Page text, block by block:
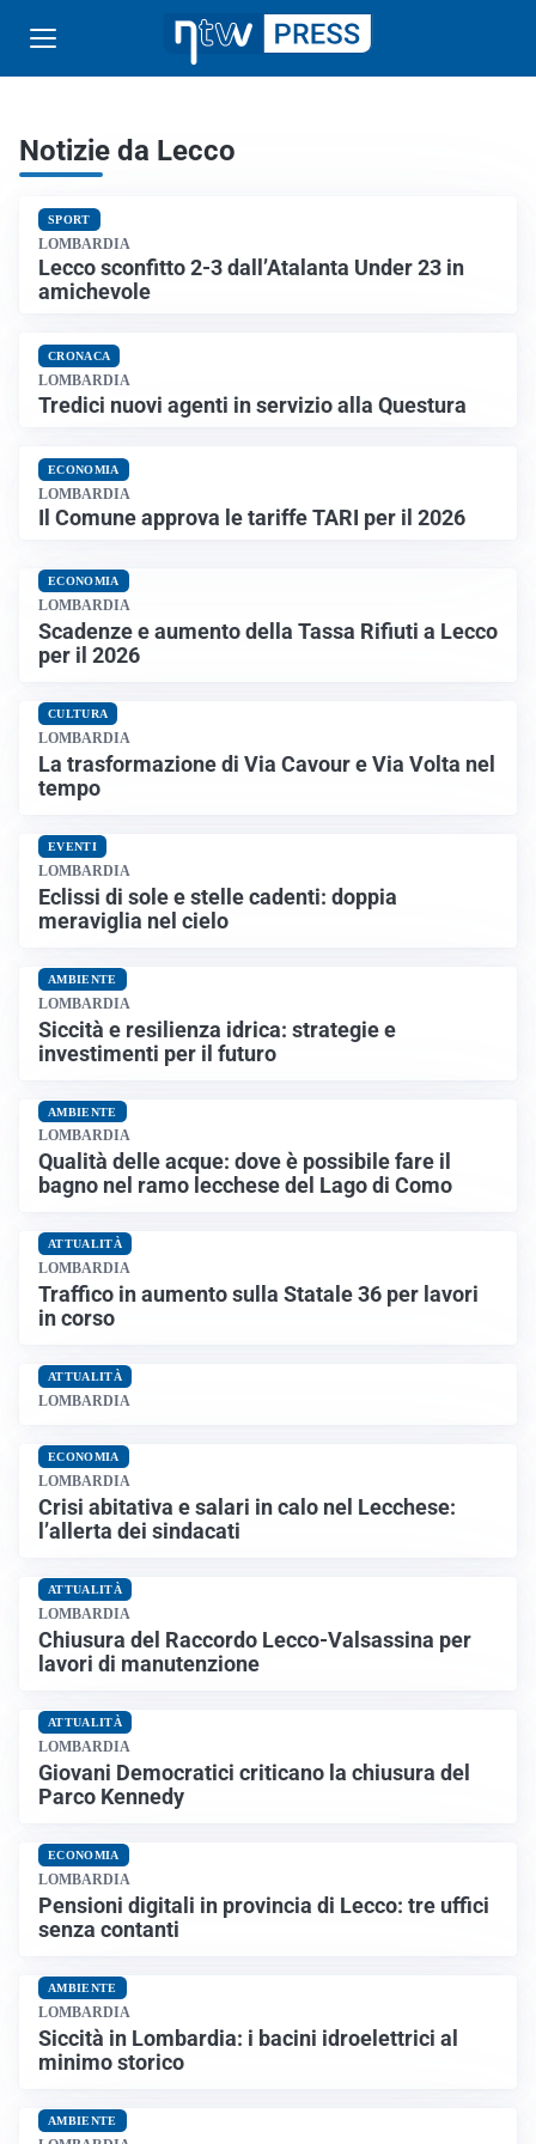
Notizie da Lecco
SPORT
LOMBARDIA
Lecco sconfitto 2-3 dall’Atalanta Under 23 in
amichevole
CRONACA
LOMBARDIA
Tredici nuovi agenti in servizio alla Questura
ECONOMIA
LOMBARDIA
Il Comune approva le tariffe TARI per il 2026
ECONOMIA
LOMBARDIA
Scadenze e aumento della Tassa Rifiuti a Lecco
per il 2026
CULTURA
LOMBARDIA
La trasformazione di Via Cavour e Via Volta nel
tempo
EVENTI
LOMBARDIA
Eclissi di sole e stelle cadenti: doppia
meraviglia nel cielo
AMBIENTE
LOMBARDIA
Siccità e resilienza idrica: strategie e
investimenti per il futuro
AMBIENTE
LOMBARDIA
Qualità delle acque: dove è possibile fare il
bagno nel ramo lecchese del Lago di Como
ATTUALITÀ
LOMBARDIA
Traffico in aumento sulla Statale 36 per lavori
in corso
ATTUALITÀ
LOMBARDIA
ECONOMIA
LOMBARDIA
Crisi abitativa e salari in calo nel Lecchese:
l’allerta dei sindacati
ATTUALITÀ
LOMBARDIA
Chiusura del Raccordo Lecco-Valsassina per
lavori di manutenzione
ATTUALITÀ
LOMBARDIA
Giovani Democratici criticano la chiusura del
Parco Kennedy
ECONOMIA
LOMBARDIA
Pensioni digitali in provincia di Lecco: tre uffici
senza contanti
AMBIENTE
LOMBARDIA
Siccità in Lombardia: i bacini idroelettrici al
minimo storico
AMBIENTE